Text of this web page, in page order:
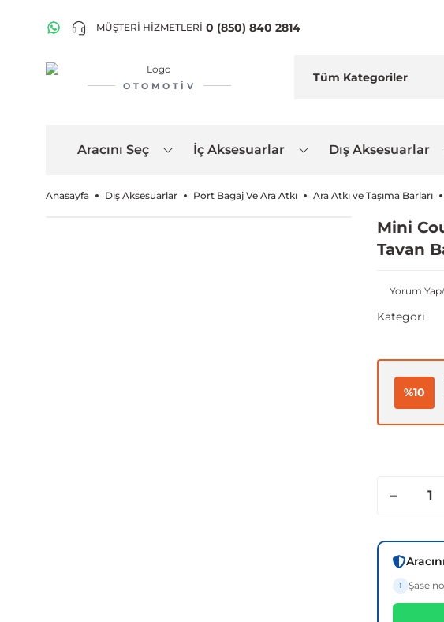
MÜŞTERİ HİZMETLERİ 0 (850) 840 2814
OTOMOTIV
Aracını Seç İç Aksesuarlar Dış Aksesuarlar
Anasayfa Dış Aksesuarlar Port Bagaj Ve Ara Atkı Ara Atkı ve Taşıma Barları
Mini
Tavan
Yorum
Kategori
%10
1 Şase